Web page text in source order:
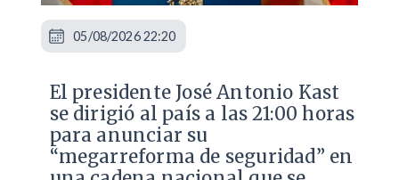
El presidente José Antonio Kast
se dirigió al país a las 21:00 horas
para anunciar su
“megarreforma de seguridad” en
05/08/2026 22:20